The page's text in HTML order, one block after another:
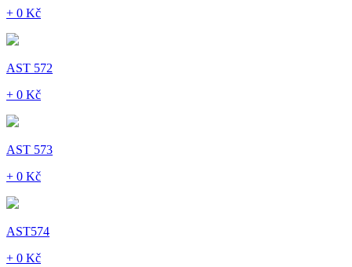
+ 0 Kč
AST 572
+ 0 Kč
AST 573
+ 0 Kč
AST574
+ 0 Kč